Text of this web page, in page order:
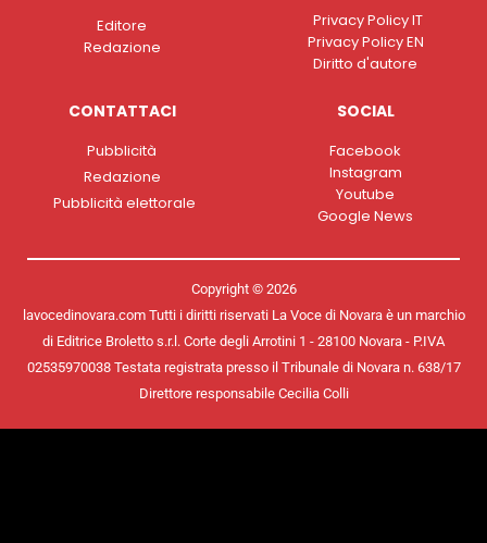
Editore
Redazione
Privacy Policy IT
Privacy Policy EN
Diritto d'autore
CONTATTACI
Pubblicità
Redazione
Pubblicità elettorale
SOCIAL
Facebook
Instagram
Youtube
Google News
Copyright © 2026
lavocedinovara.com Tutti i diritti riservati La Voce di Novara è un marchio
di Editrice Broletto s.r.l. Corte degli Arrotini 1 - 28100 Novara - P.IVA
02535970038 Testata registrata presso il Tribunale di Novara n. 638/17
Direttore responsabile Cecilia Colli